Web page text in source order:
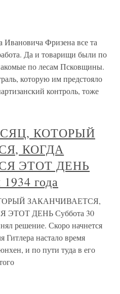
Фризена все та
Да и товарищи были по
по лесам Псковщины.
которую им предстояло
контроль, тоже
КОТОРЫЙ
КОГДА
ЭТОТ ДЕНЬ
года
ЗАКАНЧИВАЕТСЯ,
ДЕНЬ Суббота 30
решение. Скоро начнется
настало время
и по пути туда в его